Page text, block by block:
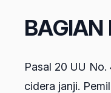
BAGIAN
Pasal 20 UU
cidera janji.